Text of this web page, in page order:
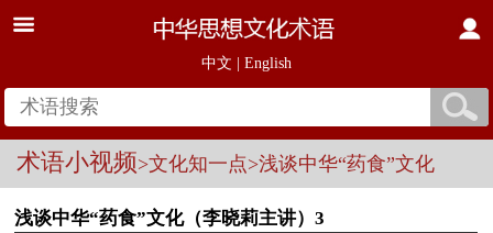
中文 English
术语小视频>文化知一点>浅谈中华“药食”文化
浅谈中华“药食”文化（李晓莉主讲）3